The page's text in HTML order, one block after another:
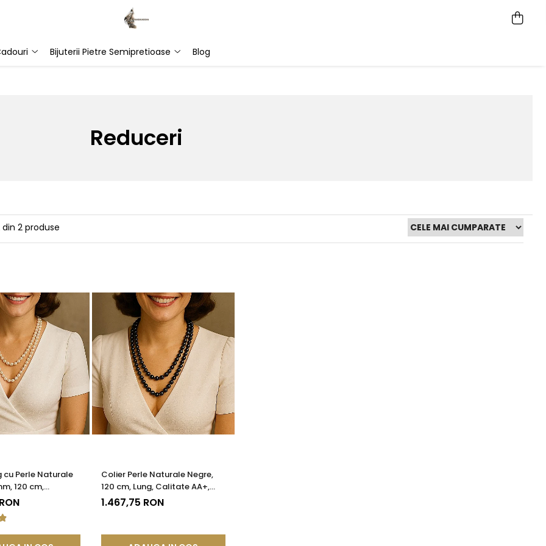
Bijuterii Pietre Semipretioase Blog
Reduceri
din 2 produse
cu Perle Naturale
120 cm,
Argint 925 |
Colier Perle Naturale Negre,
120 cm, Lung, Calitate AA+,
Argint 925 | KASKADDA®
1.467,75 RON